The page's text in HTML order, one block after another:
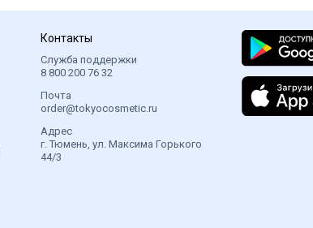
Контакты
Служба поддержки
8 800 200 76 32
Почта
order@tokyocosmetic.ru
Адрес
г. Тюмень, ул. Максима Горького
44/3